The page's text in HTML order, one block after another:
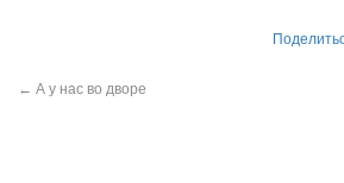
← А у нас во дворе